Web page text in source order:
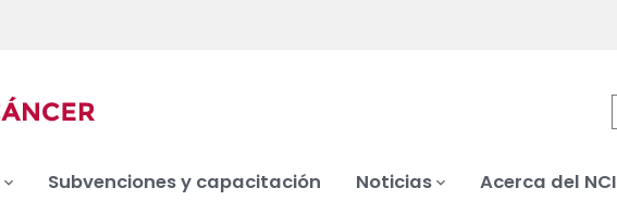
Subvenciones y capacitación Noticias Acerca del NCI